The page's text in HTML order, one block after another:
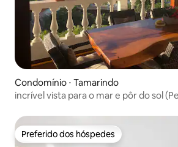
Condomínio ⋅ Tamarindo
incrível vista para o mar e pôr do sol
Preferido dos hóspedes
Preferido dos hóspedes